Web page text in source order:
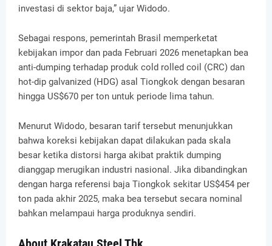
investasi di sektor baja,” ujar Widodo.
Sebagai respons, pemerintah Brasil memperketat
kebijakan impor dan pada Februari 2026 menetapkan bea
anti-dumping terhadap produk cold rolled coil (CRC) dan
hot-dip galvanized (HDG) asal Tiongkok dengan besaran
hingga US$670 per ton untuk periode lima tahun.
Menurut Widodo, besaran tarif tersebut menunjukkan
bahwa koreksi kebijakan dapat dilakukan pada skala
besar ketika distorsi harga akibat praktik dumping
dianggap merugikan industri nasional. Jika dibandingkan
dengan harga referensi baja Tiongkok sekitar US$454 per
ton pada akhir 2025, maka bea tersebut secara nominal
bahkan melampaui harga produknya sendiri.